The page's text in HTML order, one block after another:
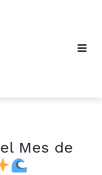
Mes de